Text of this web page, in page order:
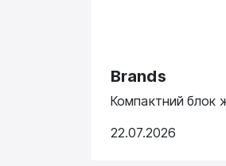
Brands
Компактний блок
22.07.2026